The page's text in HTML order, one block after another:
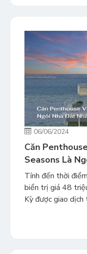
06/06/2024
Căn
Seasons Là
Trong Quý 1
Tính đến thời
biển trị giá 48
Kỳ được giao
giá nhà sang